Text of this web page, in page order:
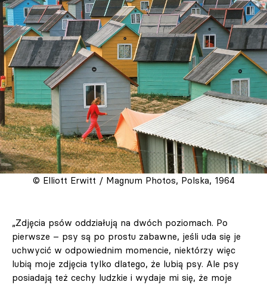
© Elliott Erwitt / Magnum Photos, Polska, 1964
„Zdjęcia psów oddziałują na dwóch poziomach. Po
pierwsze – psy są po prostu zabawne, jeśli uda się je
uchwycić w odpowiednim momencie, niektórzy więc
lubią moje zdjęcia tylko dlatego, że lubią psy. Ale psy
posiadają też cechy ludzkie i wydaje mi się, że moje